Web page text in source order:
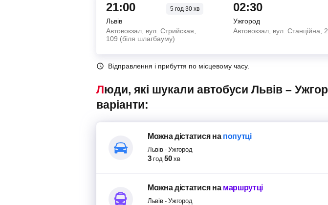
21:00 5 год30 хв
Львів
Автовокзал, вул. Стрийская,
109 (біля шлагбауму)
02:30
Ужгород
Автовокзал, вул. Станційна, 2
Відправлення і прибуття по місцевому часу.
Люди, які шукали автобуси Львів – Ужгород, також переглядали наступні
варіанти:
Можна дістатисяна попутці
Львів-Ужгород
3 год 50 хв
Можна дістатисяна маршрутці
Львів-Ужгород